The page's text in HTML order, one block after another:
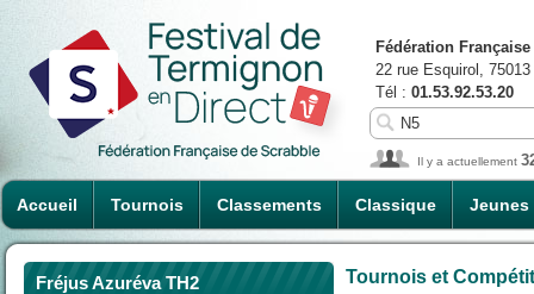
Accueil Tournois Classements Classique Jeunes
Fédération
22 rue Esquirol,
Tél : 01.53.92.53.20
Il y a actuellement
Fréjus Azuréva TH2 Tournois et